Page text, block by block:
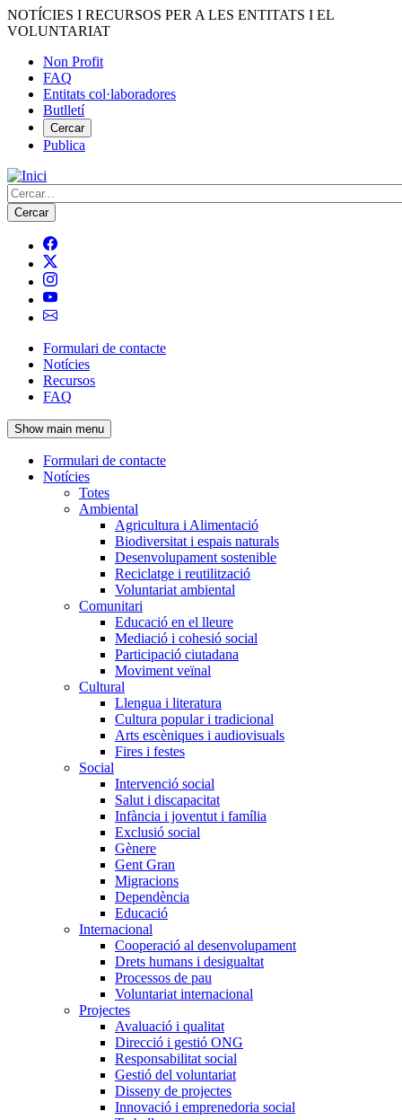
Vés
al
NOTÍCIES I RECURSOS PER A LES ENTITATS I EL
VOLUNTARIAT
Menú
del
compte
d'usuari
Non Profit
FAQ
Entitats col·laboradores
Butlletí
Cercar
Publica
Cerca
Navegació
principal
de
l'encapçalament
Formulari de contacte
Notícies
Recursos
FAQ
Show main menu
Navegació
principal
Formulari de contacte
Notícies
Totes
Ambiental
Agricultura i Alimentació
Biodiversitat i espais naturals
Desenvolupament sostenible
Reciclatge i reutilització
Voluntariat ambiental
Comunitari
Educació en el lleure
Mediació i cohesió social
Participació ciutadana
Moviment veïnal
Cultural
Llengua i literatura
Cultura popular i tradicional
Arts escèniques i audiovisuals
Fires i festes
Social
Intervenció social
Salut i discapacitat
Infància i joventut i família
Exclusió social
Gènere
Gent Gran
Migracions
Dependència
Educació
Internacional
Cooperació al desenvolupament
Drets humans i desigualtat
Processos de pau
Voluntariat internacional
Projectes
Avaluació i qualitat
Direcció i gestió ONG
Responsabilitat social
Gestió del voluntariat
Disseny de projectes
Innovació i emprenedoria social